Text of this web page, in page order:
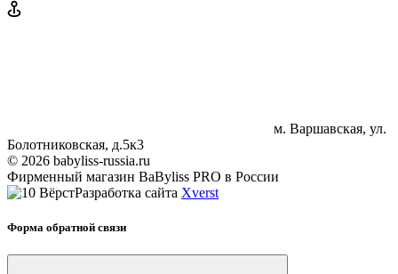
м. Варшавская, ул.
Болотниковская, д.5к3
© 2026 babyliss-russia.ru
Фирменный магазин BaByliss PRO в России
Разработка сайта Xverst
Форма обратной связи